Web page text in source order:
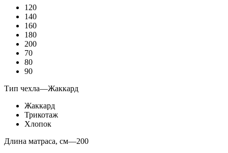
120
140
160
180
200
70
80
90
Тип чехла—Жаккард
Жаккард
Трикотаж
Хлопок
Длина матраса, см—200